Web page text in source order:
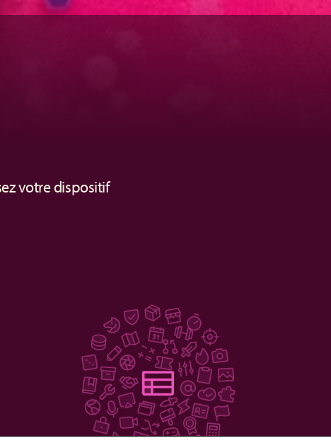
votre dispositif